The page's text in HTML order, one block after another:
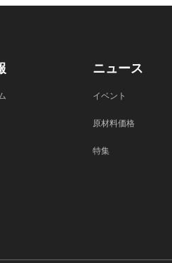
ニュース
イベント
原材料価格
特集